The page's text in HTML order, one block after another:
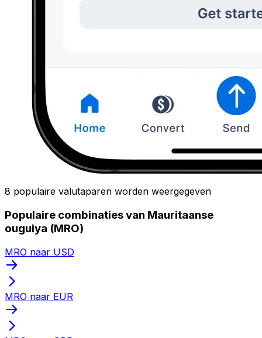
8 populaire valutaparen worden weergegeven
Populaire combinaties van Mauritaanse
ouguiya (MRO)
MRO naar USD
MRO naar EUR